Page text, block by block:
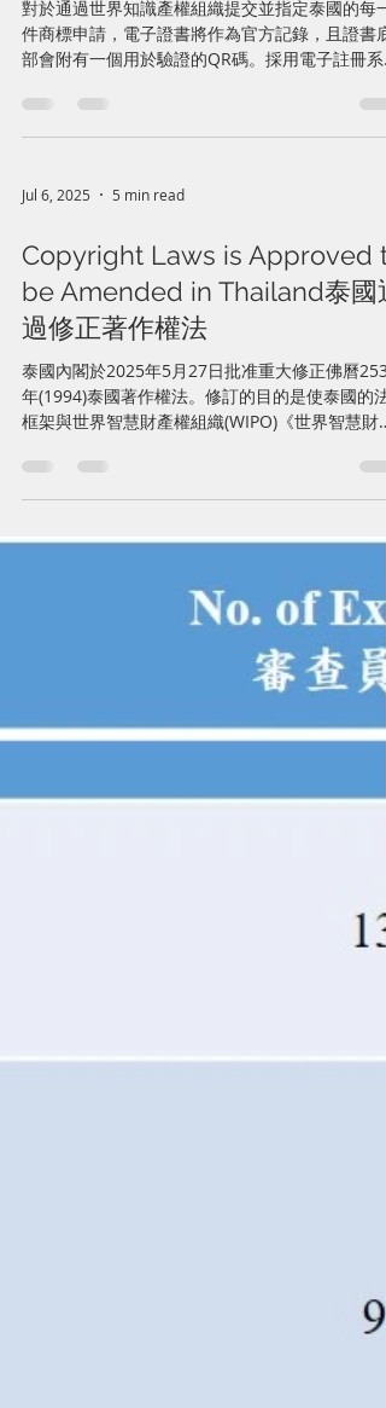
泰國核發電子證書
對於通過世界知識產權組織提交並指定泰國的每一
部會附有一個用於驗證的QR碼。採用電子註冊系
的發展目的是提高效率，並為私營企業和一般公眾
Jul 6, 2025 5 min read
Copyright Laws is Approved
be Amended in Thailand泰國
過修正著作權法
泰國內閣於2025年5月27日批准重大修正佛曆2537
框架與世界智慧財產權組織(WIPO)《世界智慧財產
權組織表演和錄音製品條約》(WPPT)的國際標準保